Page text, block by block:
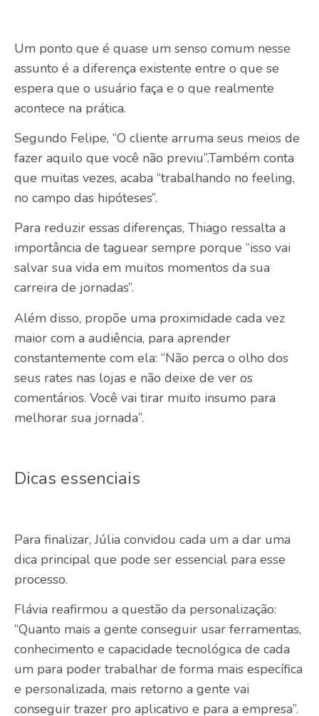
Um ponto que é quase um senso comum nesse
assunto é a diferença existente entre o que se
espera que o usuário faça e o que realmente
acontece na prática.
Segundo Felipe, “O cliente arruma seus meios de
fazer aquilo que você não previu”.Também conta
que muitas vezes, acaba “trabalhando no feeling,
no campo das hipóteses”.
Para reduzir essas diferenças, Thiago ressalta a
importância de taguear sempre porque “isso vai
salvar sua vida em muitos momentos da sua
carreira de jornadas”.
Além disso, propõe uma proximidade cada vez
maior com a audiência, para aprender
constantemente com ela: “Não perca o olho dos
seus rates nas lojas e não deixe de ver os
comentários. Você vai tirar muito insumo para
melhorar sua jornada”.
Dicas essenciais
Para finalizar, Júlia convidou cada um a dar uma
dica principal que pode ser essencial para esse
processo.
Flávia reafirmou a questão da personalização:
“Quanto mais a gente conseguir usar ferramentas,
conhecimento e capacidade tecnológica de cada
um para poder trabalhar de forma mais específica
e personalizada, mais retorno a gente vai
conseguir trazer pro aplicativo e para a empresa”.